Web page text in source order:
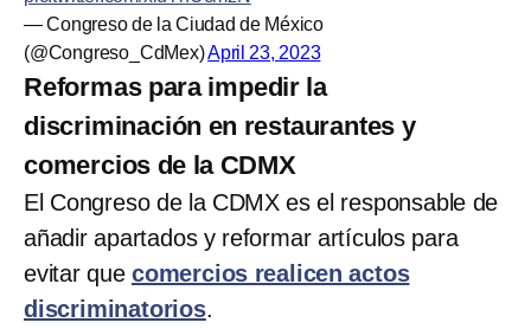
— Congreso de la Ciudad de México
(@Congreso_CdMex)April 23, 2023
Reformas para impedir la
discriminación en restaurantes y
comercios de la CDMX
El Congreso de la CDMX es el responsable de
añadir apartados y reformar artículos para
evitar quecomercios realicen actos
discriminatorios.